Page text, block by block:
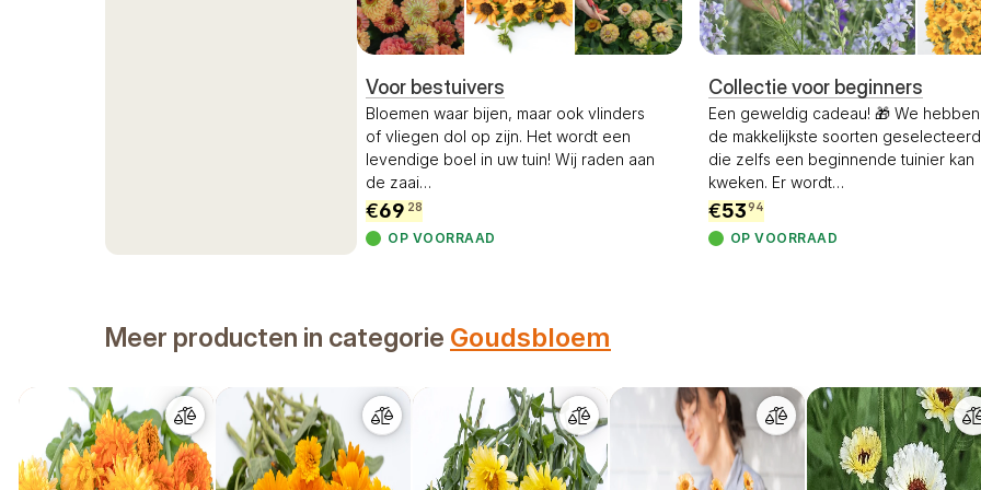
Voor bestuivers
Bloemen waar bijen, maar ook vlinders
of vliegen dol op zijn. Het wordt een
levendige boel in uw tuin! Wij raden aan
de zaai…
€69 28
OP VOORRAAD
Collectie voor beginners
Een geweldig cadeau! 🎁 We hebben
de makkelijkste soorten
die zelfs een beginnende tuinier kan
kweken. Er wordt…
€53 94
OP VOORRAAD
Meer producten in categorie Goudsbloem